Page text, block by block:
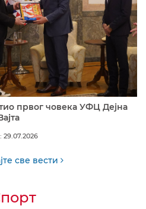
првог човека УФЦ Дејна
29.07.2026
све вести